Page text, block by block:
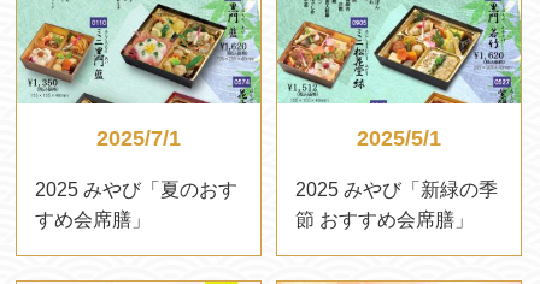
2025/7/1
2025 みやび「夏のおす
すめ会席膳」
2025/5/1
2025 みやび「新緑の季
節 おすすめ会席膳」